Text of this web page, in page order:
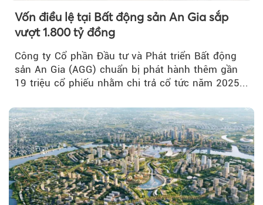
Vốn điều lệ tại Bất động sản An Gia sắp
vượt 1.800 tỷ đồng
Công ty Cổ phần Đầu tư và Phát triển Bất động
sản An Gia (AGG) chuẩn bị phát hành thêm gần
19 triệu cổ phiếu nhằm chi trả cổ tức năm 2025...